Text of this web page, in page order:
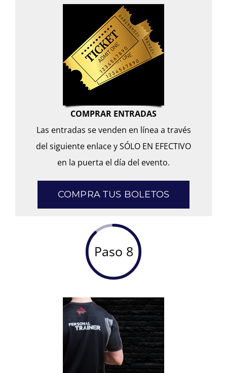
COMPRAR ENTRADAS
Las entradas se venden en línea a través
del siguiente enlace y SÓLO EN EFECTIVO
en la puerta el día del evento.
COMPRA TUS BOLETOS
Paso 8